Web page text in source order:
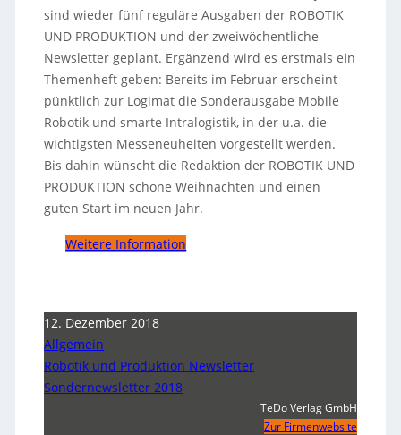
sind wieder fünf reguläre Ausgaben der ROBOTIK
UND PRODUKTION und der zweiwöchentliche
Newsletter geplant. Ergänzend wird es erstmals ein
Themenheft geben: Bereits im Februar erscheint
pünktlich zur Logimat die Sonderausgabe Mobile
Robotik und smarte Intralogistik, in der u.a. die
wichtigsten Messeneuheiten vorgestellt werden.
Bis dahin wünscht die Redaktion der ROBOTIK UND
PRODUKTION schöne Weihnachten und einen
guten Start im neuen Jahr.
Weitere Information
12. Dezember 2018
Allgemein
Robotik und Produktion Newsletter
Sondernewsletter 2018
TeDo Verlag GmbH
Zur Firmenwebsite